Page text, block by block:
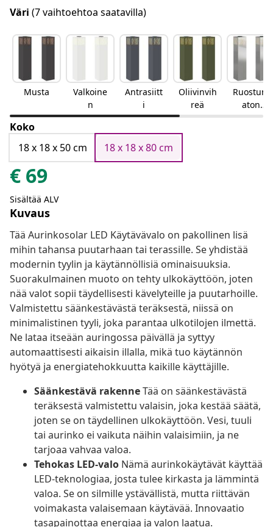
Väri (7 vaihtoehtoa saatavilla)
Musta
Valkoine
n
Antrasiitt
i
Oliivinvih
reä
Ruostum
aton
teräs
Koko
18 x 18 x 50 cm
18 x 18 x 80 cm
€ 69
Sisältää ALV
Kuvaus
Tää Aurinkosolar LED Käytävävalo on pakollinen lisä
mihin tahansa puutarhaan tai terassille. Se yhdistää
modernin tyylin ja käytännöllisiä ominaisuuksia.
Suorakulmainen muoto on tehty ulkokäyttöön, joten
nää valot sopii täydellisesti kävelyteille ja puutarhoille.
Valmistettu säänkestävästä teräksestä, niissä on
minimalistinen tyyli, joka parantaa ulkotilojen ilmettä.
Ne lataa itseään auringossa päivällä ja syttyy
automaattisesti aikaisin illalla, mikä tuo käytännön
hyötyä ja energiatehokkuutta kaikille käyttäjille.
Säänkestävä rakenneTää on säänkestävästä
teräksestä valmistettu valaisin, joka kestää säätä,
joten se on täydellinen ulkokäyttöön. Vesi, tuuli
tai aurinko ei vaikuta näihin valaisimiin, ja ne
tarjoaa vahvaa valoa.
Tehokas LED-valo Nämä aurinkokäytävät käyttää
LED-teknologiaa, josta tulee kirkasta ja lämmintä
valoa. Se on silmille ystävällistä, mutta riittävän
voimakasta valaisemaan käytävää. Innovaatio
tasapainottaa energiaa ja valon laatua.